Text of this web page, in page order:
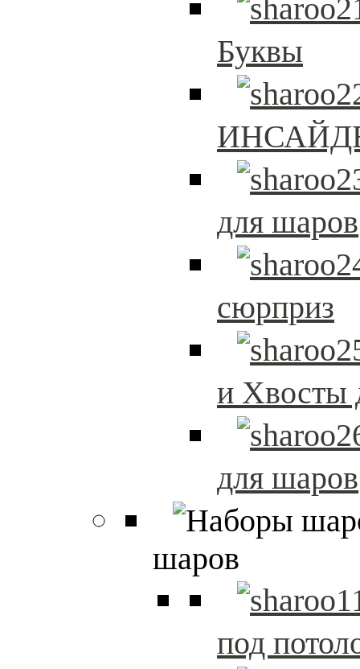
Буквы
для шаров
сюрприз
и Хвосты
для шаров
шаров
под